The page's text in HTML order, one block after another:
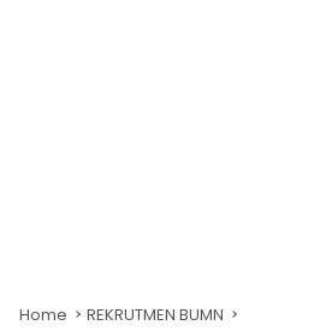
Home REKRUTMEN BUMN